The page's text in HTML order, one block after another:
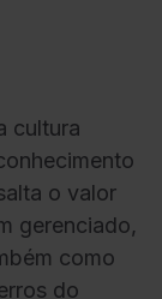
cultura
o valor
gerenciado,
como
do